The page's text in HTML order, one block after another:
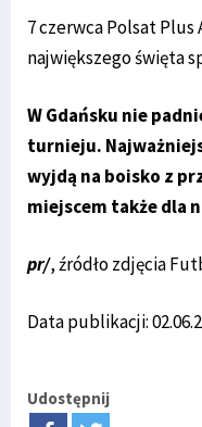
7 czerwca Polsat Plus
największego święta
W Gdańsku nie
turnieju.
wyjdą na boisko z
miejscem także dla
pr/, źródło zdjęcia
Data publikacji:
Udostępnij